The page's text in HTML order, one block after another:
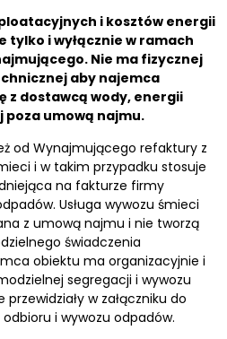
i kosztów energii
tylko i wyłącznie w ramach
Nie ma fizycznej
aby najemca
z dostawcą wody, energii
umową najmu.
od Wynajmującego refaktury z
i w takim przypadku stosuje
na fakturze firmy
Usługa wywozu śmieci
z umową najmu i nie tworzą
świadczenia
obiektu ma organizacyjnie i
segregacji i wywozu
w załączniku do
i wywozu odpadów.